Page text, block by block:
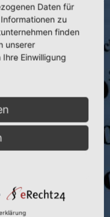
Technique and Clinical
Daten für
zu
finden
unserer
Einwilligung